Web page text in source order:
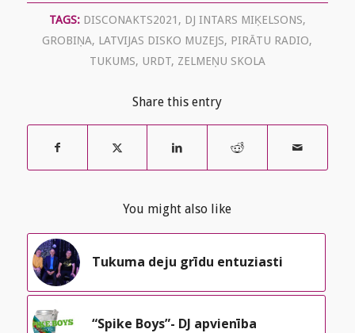
TAGS: DISCONAKTS2021 , DJ INTARS MIĶELSONS,
GROBIŅA, LATVIJAS DISKO MUZEJS, PIRĀTU RADIO,
TUKUMS, URDT, ZELMEŅU SKOLA
Share this entry
You might also like
Tukuma deju grīdu entuziasti
“Spike Boys”- DJ apvienība